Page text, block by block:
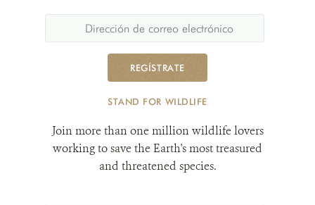
REGÍSTRATE
STAND FOR WILDLIFE
Join more than one million wildlife lovers
working to save the Earth's most treasured
and threatened species.